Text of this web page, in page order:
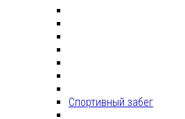
Спортивный забег